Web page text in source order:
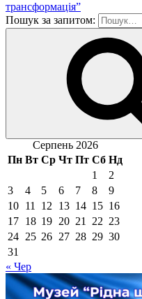
трансформація”
Пошук за запитом:
Серпень 2026
Пн Вт Ср Чт Пт Сб Нд
1
2
3
4 5 6 7 8
9
10 11 12 13 14 15 16
17 18 19 20 21 22 23
24 25 26 27 28 29 30
31
« Чер